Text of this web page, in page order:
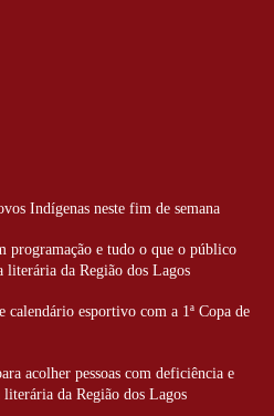
Indígenas neste fim de semana
e tudo o que o público
literária da Região dos Lagos
esportivo com a 1ª Copa de
acolher pessoas com deficiência e
da Região dos Lagos